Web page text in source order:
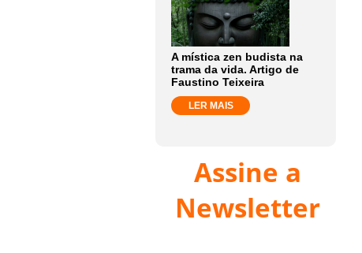
A mística zen budista na
trama da vida. Artigo de
Faustino Teixeira
LER MAIS
Assine a
Newsletter